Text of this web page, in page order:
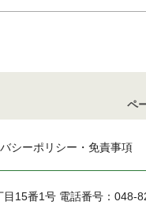
ペ
シーポリシー・免責事項
目15番1号 電話番号：048-